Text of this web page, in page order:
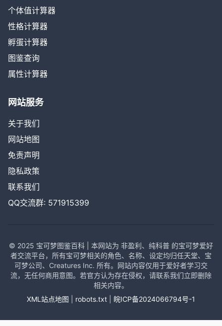
个体值计算器
性格计算器
孵蛋计算器
图鉴查询
属性计算器
网站服务
关于我们
网站地图
免责声明
隐私政策
联系我们
QQ交流群: 571915399
© 2025 宝可梦图鉴百科 | 本网站为 非盈利、纯科普 的宝可梦爱好
者交流平台，所有宝可梦相关的角色、名称、设定均归任天堂、宝
可梦公司、Creatures Inc. 所有。网站内容仅用于爱好者学习交
流，无任何商用意图。若官方认为存在侵权，请联系我们立即删除
相关内容。
XML站点地图
robots.txt 皖ICP备2024066794号-1